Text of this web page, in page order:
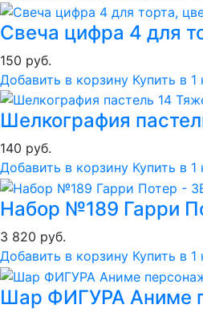
Свеча цифра 4 для
150 руб.
Добавить в корзину Купить в 1
Шелкография
140 руб.
Добавить в корзину Купить в 1
Набор №189 Гарри
3 820 руб.
Добавить в корзину Купить в 1
Шар ФИГУРА Аниме